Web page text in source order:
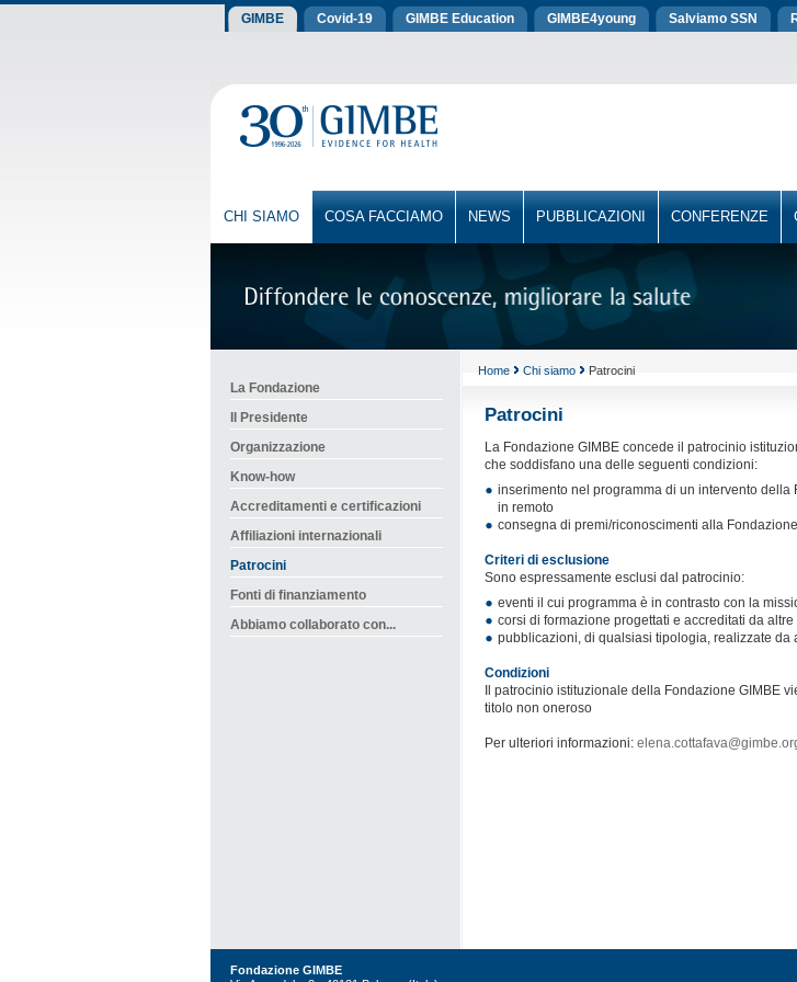
GIMBE Covid-19 GIMBE Education GIMBE4young Salviamo SSN
CHI SIAMO COSA FACCIAMO NEWS PUBBLICAZIONI CONFERENZE
La Fondazione
Il Presidente
Organizzazione
Know-how
Accreditamenti e certificazioni
Affiliazioni internazionali
Patrocini
Fonti di finanziamento
Abbiamo collaborato con...
Home Chi siamo Patrocini
Patrocini
La Fondazione GIMBE concede il patrocinio
che soddisfano una delle seguenti condizioni:
inserimento nel programma di un intervento della
in remoto
consegna di premi/riconoscimenti alla
Criteri di esclusione
Sono espressamente esclusi dal patrocinio:
eventi il cui programma è in contrasto con la
corsi di formazione progettati e accreditati da
pubblicazioni, di qualsiasi tipologia, realizzate da
Condizioni
Il patrocinio istituzionale della Fondazione GIMBE
titolo non oneroso
Per ulteriori informazioni:
Fondazione GIMBE